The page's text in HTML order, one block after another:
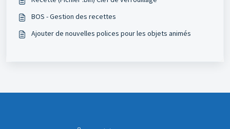
BOS - Gestion des recettes
Ajouter de nouvelles polices pour les objets animés